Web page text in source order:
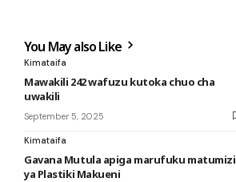
You May also Like
Kimataifa
Mawakili 242 wafuzu kutoka chuo cha
uwakili
September 5, 2025
Kimataifa
Gavana Mutula apiga marufuku matumizi
ya Plastiki Makueni